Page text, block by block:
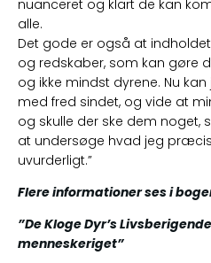
nuanceret og klart de kan
alle.
Det gode er også at
og redskaber, som kan gøre
og ikke mindst dyrene. Nu
med fred sindet, og vide at
og skulle der ske dem noget,
at undersøge hvad jeg
uvurderligt.”
Flere informationer ses i
”De Kloge Dyr’s
menneskeriget”